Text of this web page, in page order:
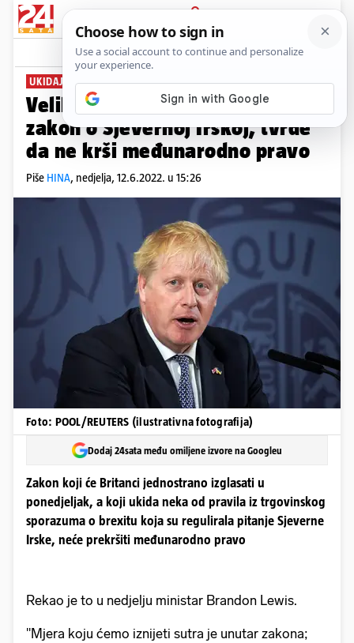
PRIJAVA
News Komentari
UKIDAJU NEKA PRAVILA
Velika Britanija donosi novi
zakon o Sjevernoj Irskoj, tvrde
da ne krši međunarodno pravo
Piše HINA, nedjelja, 12.6.2022. u 15:26
Foto: POOL/REUTERS (ilustrativna fotografija)
Dodaj 24sata među omiljene izvore na Googleu
Zakon koji će Britanci jednostrano izglasati u
ponedjeljak, a koji ukida neka od pravila iz trgovinskog
sporazuma o brexitu koja su regulirala pitanje Sjeverne
Irske, neće prekršiti međunarodno pravo
Rekao je to u nedjelju ministar Brandon Lewis.
"Mjera koju ćemo iznijeti sutra je unutar zakona;